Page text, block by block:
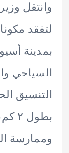
وزير
مكونات
أسيوط
واحدًا
الحضاري
بطول ٢ كم،
الأنشطة